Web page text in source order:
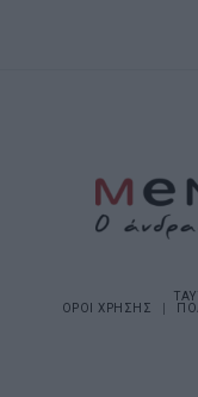
ΟΡΟΙ ΧΡΗΣΗΣ